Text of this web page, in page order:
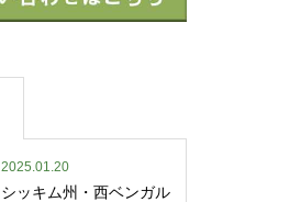
2025.01.20
シッキム州・西ベンガル